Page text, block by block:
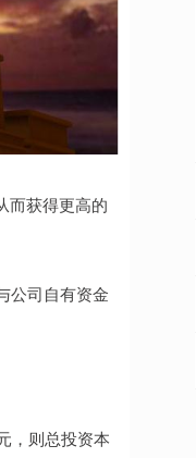
而获得更高的
公司自有资金
，则总投资本